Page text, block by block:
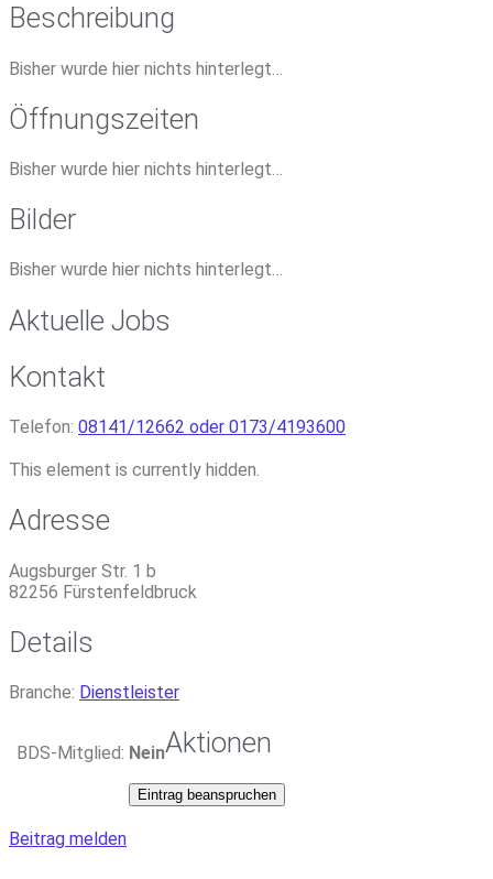
Beschreibung
Bisher wurde hier nichts hinterlegt…
Öffnungszeiten
Bisher wurde hier nichts hinterlegt…
Bilder
Bisher wurde hier nichts hinterlegt…
Aktuelle Jobs
Kontakt
Telefon: 08141/12662 oder 0173/4193600
This element is currently hidden.
Adresse
Augsburger Str. 1 b
82256 Fürstenfeldbruck
Details
Branche: Dienstleister
BDS-Mitglied: NeinAktionen
Eintrag beanspruchen
Beitrag melden